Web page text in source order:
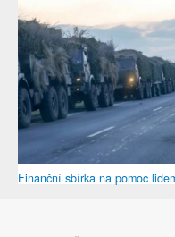
Finanční sbírka na pomoc